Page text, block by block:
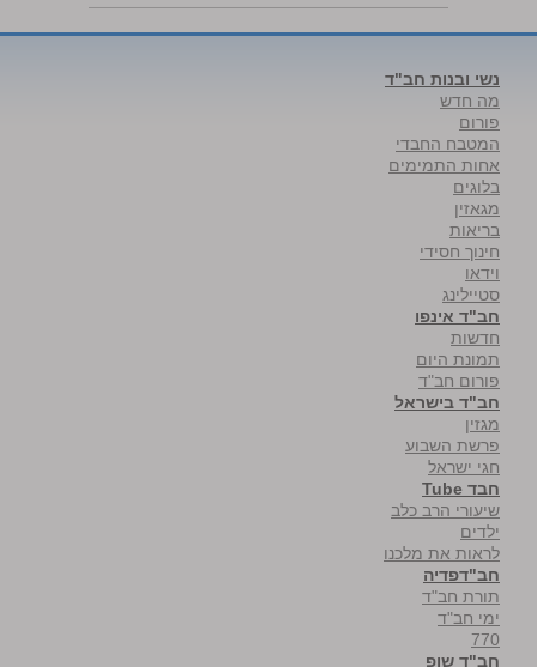
נשי ובנות חב"ד
מה חדש
פורום
המטבח החבדי
אחות התמימים
בלוגים
מגאזין
בריאות
חינוך חסידי
וידאו
סטיילינג
חב"ד אינפו
חדשות
תמונת היום
פורום חב"ד
חב"ד בישראל
מגזין
פרשת השבוע
חגי ישראל
חבד Tube
שיעורי הרב כלב
ילדים
לראות את מלכנו
חב"דפדיה
תורת חב"ד
ימי חב"ד
770
חב"ד שופ